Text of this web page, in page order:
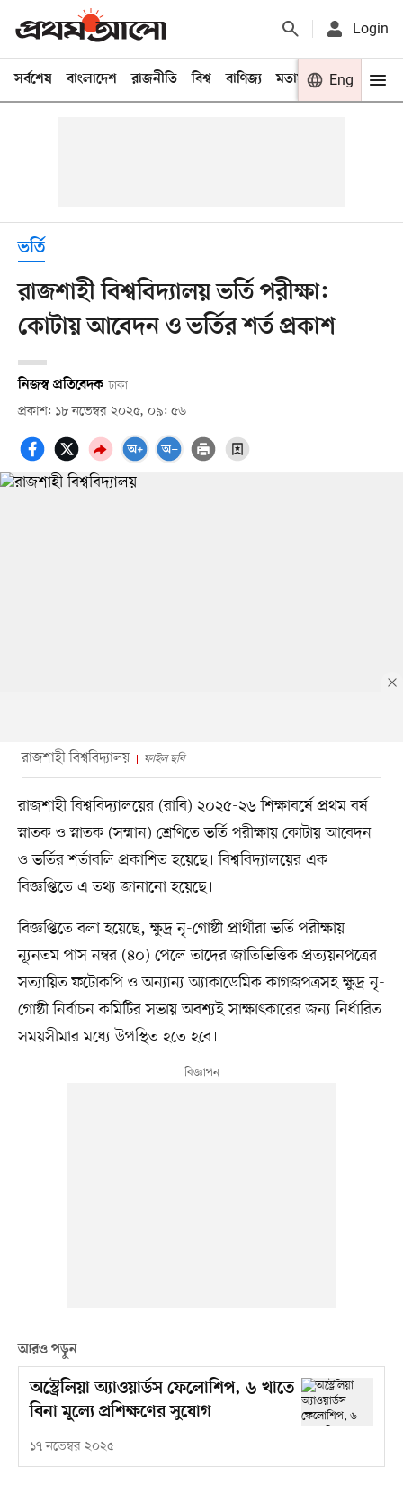
Login
সর্বশেষ বাংলাদেশ রাজনীতি বিশ্ব বাণিজ্য মতামত খেলা
Eng
ভর্তি
রাজশাহী বিশ্ববিদ্যালয় ভর্তি পরীক্ষা:
কোটায় আবেদন ও ভর্তির শর্ত প্রকাশ
নিজস্ব প্রতিবেদক ঢাকা
প্রকাশ: ১৮ নভেম্বর ২০২৫, ০৯: ৫৬
রাজশাহী বিশ্ববিদ্যালয় ফাইল ছবি
রাজশাহী বিশ্ববিদ্যালয়ের (রাবি) ২০২৫-২৬ শিক্ষাবর্ষে প্রথম বর্ষ
স্নাতক ও স্নাতক (সম্মান) শ্রেণিতে ভর্তি পরীক্ষায় কোটায় আবেদন
ও ভর্তির শর্তাবলি প্রকাশিত হয়েছে। বিশ্ববিদ্যালয়ের এক
বিজ্ঞপ্তিতে এ তথ্য জানানো হয়েছে।
বিজ্ঞপ্তিতে বলা হয়েছে, ক্ষুদ্র নৃ-গোষ্ঠী প্রার্থীরা ভর্তি পরীক্ষায়
ন্যূনতম পাস নম্বর (৪০) পেলে তাদের জাতিভিত্তিক প্রত্যয়নপত্রের
সত্যায়িত ফটোকপি ও অন্যান্য অ্যাকাডেমিক কাগজপত্রসহ ক্ষুদ্র নৃ-
গোষ্ঠী নির্বাচন কমিটির সভায় অবশ্যই সাক্ষাৎকারের জন্য নির্ধারিত
সময়সীমার মধ্যে উপস্থিত হতে হবে।
আরও পড়ুন
অস্ট্রেলিয়া অ্যাওয়ার্ডস ফেলোশিপ, ৬ খাতে
বিনা মূল্যে প্রশিক্ষণের সুযোগ
১৭ নভেম্বর ২০২৫